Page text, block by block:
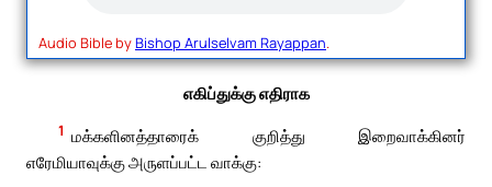
Audio Bible byBishop Arulselvam Rayappan.
எகிப்துக்கு எதிராக
1 மக்களினத்தாரைக் குறித்து இறைவாக்கினர்
எரேமியாவுக்கு அருளப்பட்ட வாக்கு: